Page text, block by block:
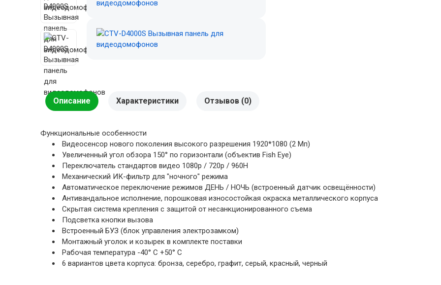
Описание Характеристики Отзывов (0)
Функциональные особенности
Видеосенсор нового поколения высокого разрешения 1920*1080 (2 Мп)
Увеличенный угол обзора 150° по горизонтали (объектив Fish Eye)
Переключатель стандартов видео 1080p / 720p / 960H
Механический ИК-фильтр для "ночного" режима
Автоматическое переключение режимов ДЕНЬ / НОЧЬ (встроенный датчик освещённости)
Антивандальное исполнение, порошковая износостойкая окраска металлического корпуса
Скрытая система крепления с защитой от несанкционированного съема
Подсветка кнопки вызова
Встроенный БУЗ (блок управления электрозамком)
Монтажный уголок и козырек в комплекте поставки
Рабочая температура -40° С +50° С
6 вариантов цвета корпуса: бронза, серебро, графит, серый, красный, черный